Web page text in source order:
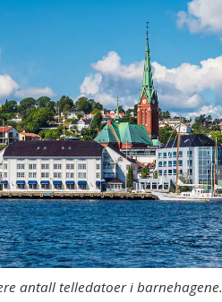
antall telledatoer i barnehagene.